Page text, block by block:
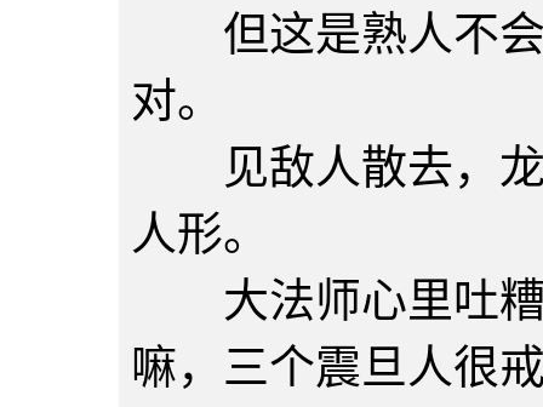
但这是熟人不会
对。
见敌人散去，龙
人形。
大法师心里吐糟
嘛，三个震旦人很